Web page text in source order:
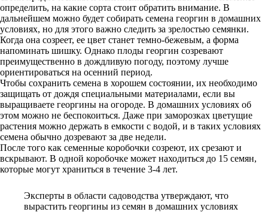
определить, на какие сорта стоит обратить внимание. В
дальнейшем можно будет собирать семена георгин в домашних
условиях, но для этого важно следить за зрелостью семянки.
Когда она созреет, ее цвет станет темно-бежевым, а форма
напоминать шишку. Однако плоды георгин созревают
преимущественно в дождливую погоду, поэтому лучше
ориентироваться на осенний период.
Чтобы сохранить семена в хорошем состоянии, их необходимо
защищать от дождя специальными материалами, если вы
выращиваете георгины на огороде. В домашних условиях об
этом можно не беспокоиться. Даже при заморозках цветущие
растения можно держать в емкости с водой, и в таких условиях
семена обычно дозревают за две недели.
После того как семенные коробочки созреют, их срезают и
вскрывают. В одной коробочке может находиться до 15 семян,
которые могут храниться в течение 3-4 лет.
Эксперты в области садоводства утверждают, что
вырастить георгины из семян в домашних условиях